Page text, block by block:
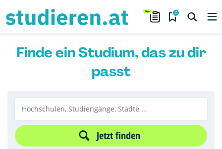
0
Finde ein Studium, das zu dir
passt
Jetzt finden